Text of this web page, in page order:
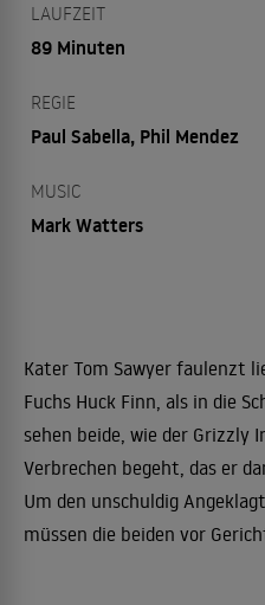
LAUFZEIT
89 Minuten
REGIE
Paul Sabella, Phil Mendez
MUSIC
Mark Watters
Kater Tom Sawyer faulenzt
Fuchs Huck Finn, als in die
sehen beide, wie der Grizzly
Verbrechen begeht, das er
Um den unschuldig
müssen die beiden vor